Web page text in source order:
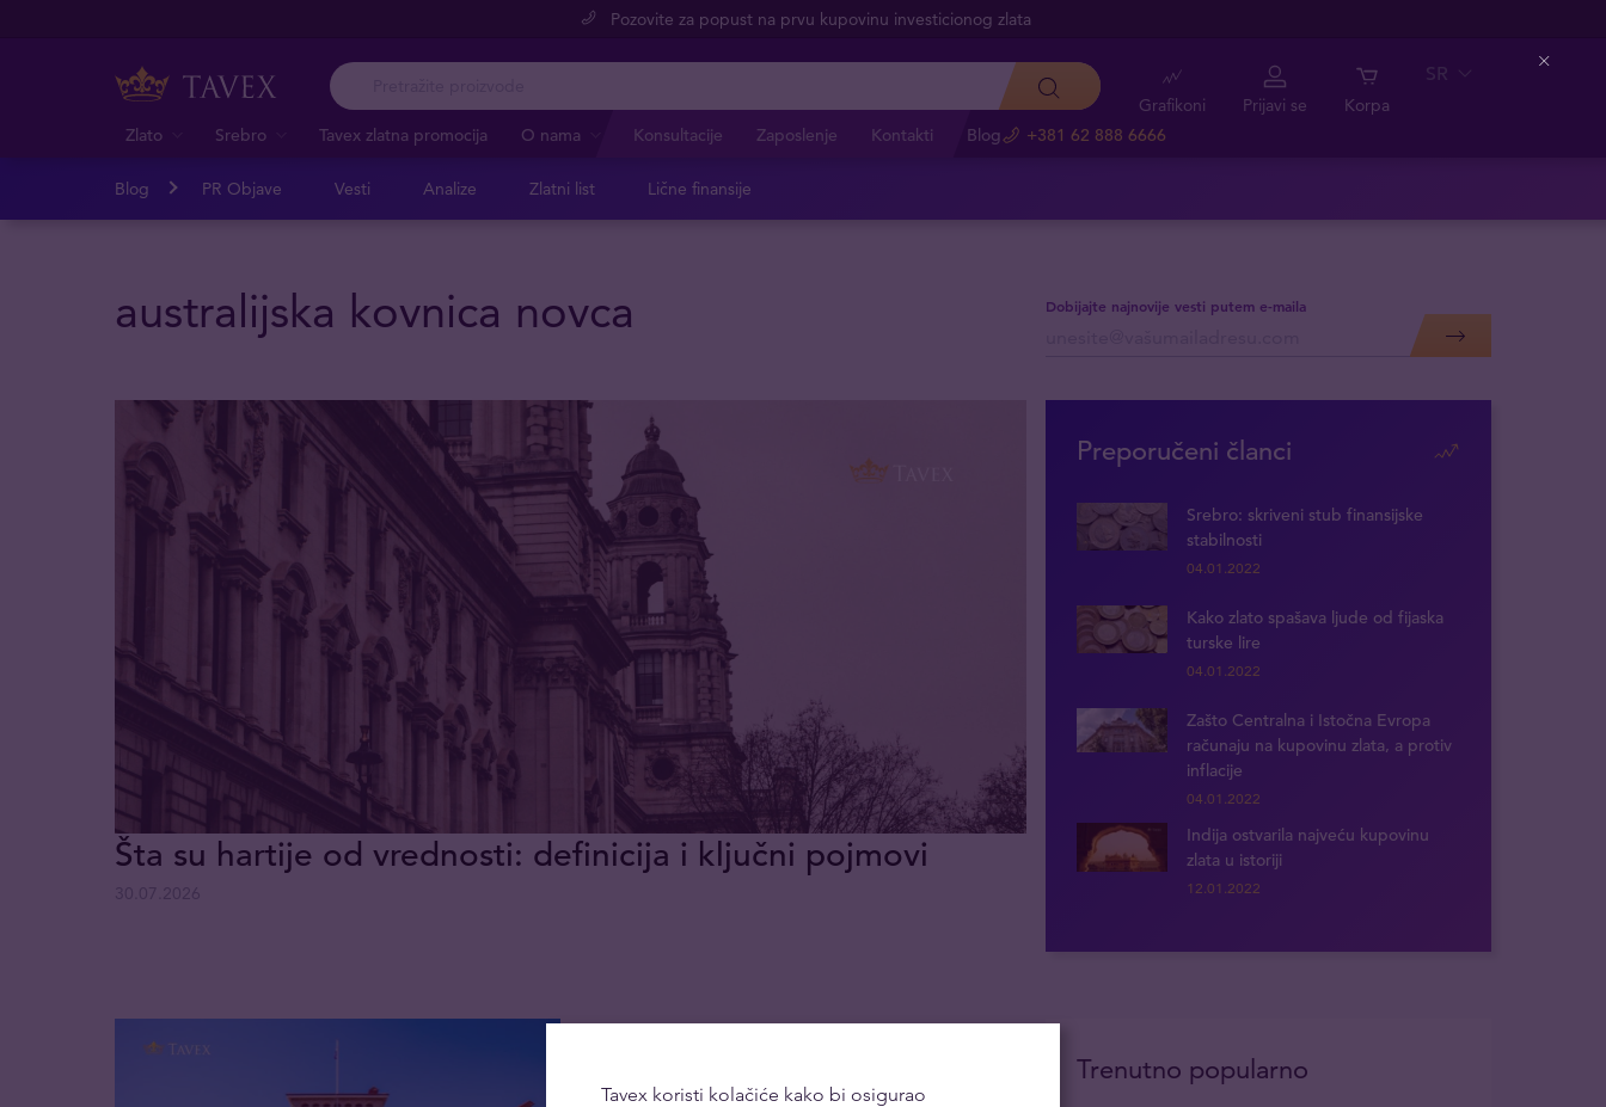
Pozovite za popust na prvu kupovinu investicionog zlata
Zlato Srebro Tavex zlatna promocija O nama Konsultacije Zaposlenje Kontakti Blog +381 62 888 6666
Grafikoni Prijavi se Korpa
SR
Blog PR Objave Vesti Analize Zlatni list Lične finansije
australijska kovnica novca Dobijajte najnovije vesti putem e-maila
Šta su hartije od vrednosti: definicija i ključni pojmovi
Preporučeni članci
Srebro: skriveni stub finansijske
stabilnosti
04.01.2022
Kako zlato spašava ljude od fijaska
turske lire
04.01.2022
Zašto Centralna i Istočna Evropa
računaju na kupovinu zlata, a protiv
inflacije
04.01.2022
Indija ostvarila najveću kupovinu
zlata u istoriji
12.01.2022
Trenutno popularno
Tavex koristi kolačiće kako bi osigurao
Close